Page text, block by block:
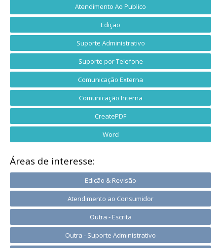
Atendimento Ao Publico
Edição
Suporte Administrativo
Suporte por Telefone
Comunicação Externa
Comunicação Interna
CreatePDF
Word
Áreas de interesse:
Edição & Revisão
Atendimento ao Consumidor
Outra - Escrita
Outra - Suporte Administrativo